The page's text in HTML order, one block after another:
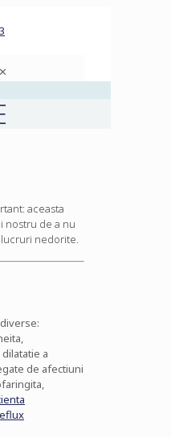
✕
aceasta
nostru de a nu
nedorite.
a
de afectiuni